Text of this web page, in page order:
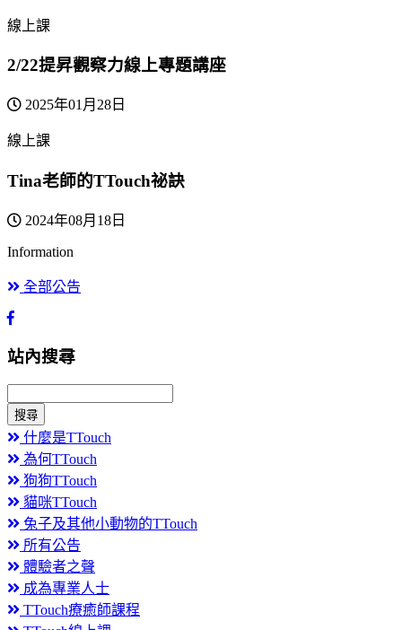
線上課
2/22提昇觀察力線上專題講座
2025年01月28日
線上課
Tina老師的TTouch祕訣
2024年08月18日
Information
全部公告
站內搜尋
搜尋
什麼是TTouch
為何TTouch
狗狗TTouch
貓咪TTouch
兔子及其他小動物的TTouch
所有公告
體驗者之聲
成為專業人士
TTouch療癒師課程